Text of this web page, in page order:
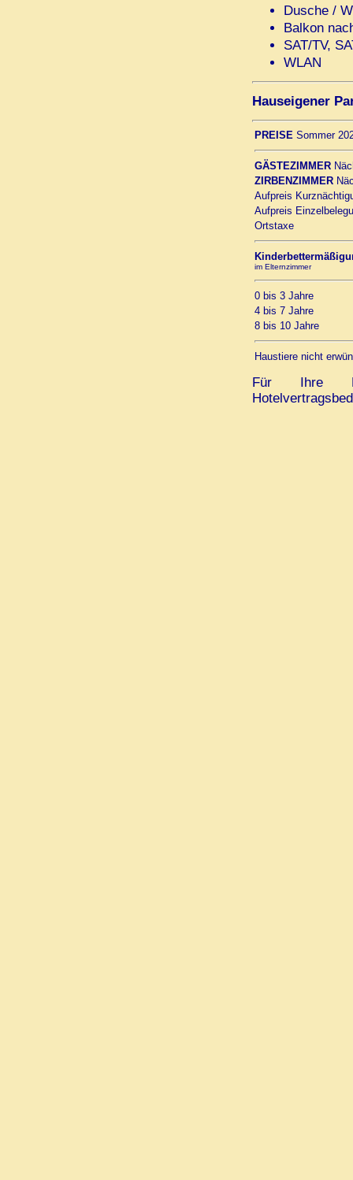
Dusche /
Balkon
SAT/TV,
WLAN
Hauseigener
PREISE Sommer
GÄSTEZIMMER
ZIRBENZIMMER
Aufpreis
Aufpreis
Ortstaxe
im Elternzimmer
0 bis 3 Jahre
4 bis 7 Jahre
8 bis 10 Jahre
Haustiere nicht
Für Ihre